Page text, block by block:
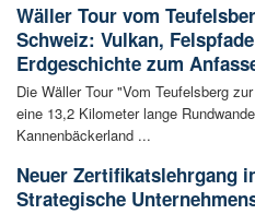
Wäller Tour vom
Schweiz: Vulkan,
Erdgeschichte zum
Die Wäller Tour "Vom Teufelsberg
eine 13,2 Kilometer lange
Kannenbäckerland ...
Neuer Zertifikatslehrgang
Strategische